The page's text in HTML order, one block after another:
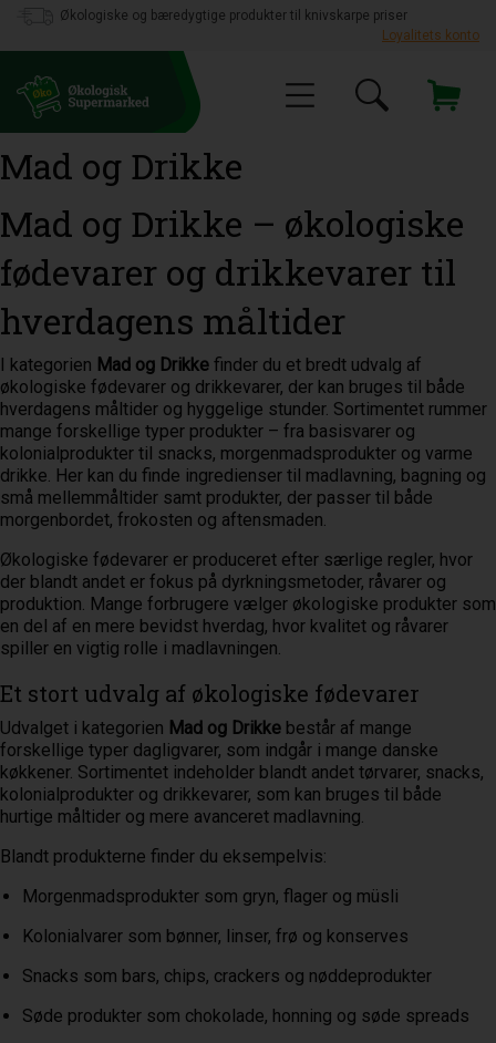
Økologiske og bæredygtige produkter til knivskarpe priser
Loyalitets konto
Mad og Drikke
Mad og Drikke – økologiske
fødevarer og drikkevarer til
hverdagens måltider
I kategorien Mad og Drikke finder du et bredt udvalg af
økologiske fødevarer og drikkevarer, der kan bruges til både
hverdagens måltider og hyggelige stunder. Sortimentet rummer
mange forskellige typer produkter – fra basisvarer og
kolonialprodukter til snacks, morgenmadsprodukter og varme
drikke. Her kan du finde ingredienser til madlavning, bagning og
små mellemmåltider samt produkter, der passer til både
morgenbordet, frokosten og aftensmaden.
Økologiske fødevarer er produceret efter særlige regler, hvor
der blandt andet er fokus på dyrkningsmetoder, råvarer og
produktion. Mange forbrugere vælger økologiske produkter som
en del af en mere bevidst hverdag, hvor kvalitet og råvarer
spiller en vigtig rolle i madlavningen.
Et stort udvalg af økologiske fødevarer
Udvalget i kategorien Mad og Drikke består af mange
forskellige typer dagligvarer, som indgår i mange danske
køkkener. Sortimentet indeholder blandt andet tørvarer, snacks,
kolonialprodukter og drikkevarer, som kan bruges til både
hurtige måltider og mere avanceret madlavning.
Blandt produkterne finder du eksempelvis:
Morgenmadsprodukter som gryn, flager og müsli
Kolonialvarer som bønner, linser, frø og konserves
Snacks som bars, chips, crackers og nøddeprodukter
Søde produkter som chokolade, honning og søde spreads